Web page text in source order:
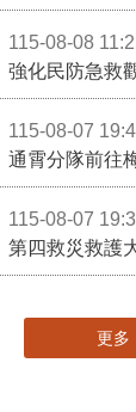
115-08-08
強化民防急救
115-08-07
通霄分隊前往
115-08-07
第四救災救護
更多